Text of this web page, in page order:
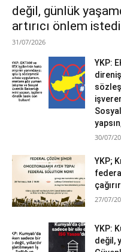
değil, günlük
artırıcı önlem istedi
31/07/2026
YKP:
30/07/
YKP;
çağırır
27/07/
YKP:
değil,